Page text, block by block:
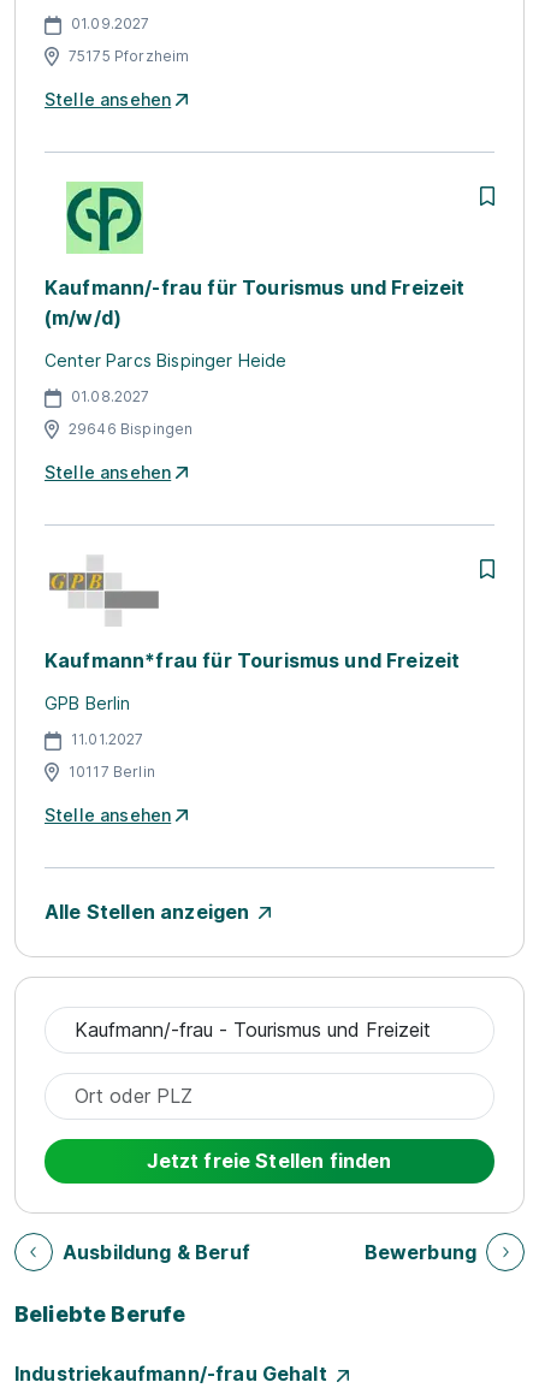
01.09.2027
75175 Pforzheim
Stelle ansehen
Kaufmann/-frau für Tourismus und Freizeit
(m/w/d)
Center Parcs Bispinger Heide
01.08.2027
29646 Bispingen
Stelle ansehen
Kaufmann*frau für Tourismus und Freizeit
GPB Berlin
11.01.2027
10117 Berlin
Stelle ansehen
Alle Stellen anzeigen
Jetzt freie Stellen finden
Ausbildung & Beruf Bewerbung
Beliebte Berufe
Industriekaufmann/-frau Gehalt